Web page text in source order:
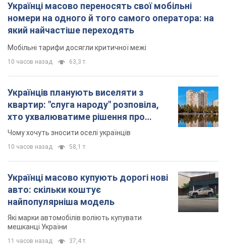
Українці масово переносять свої мобільні
номери на одного й того самого оператора: на
який найчастіше переходять
Мобільні тарифи досягли критичної межі
10 часов назад 63,3 т.
Українців планують виселяти з
квартир: "слуга народу" розповіла,
хто ухвалюватиме рішення про
знесення будинків
Чому хочуть зносити оселі українців
10 часов назад 58,1 т.
Українці масово купують дорогі нові
авто: скільки коштує
найпопулярніша модель
Які марки автомобілів воліють купувати
мешканці України
11 часов назад 37,4 т.